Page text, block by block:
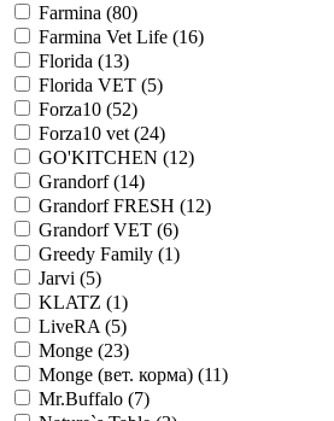
Farmina (80)
Farmina Vet Life (16)
Florida (13)
Florida VET (5)
Forza10 (52)
Forza10 vet (24)
GO'KITCHEN (12)
Grandorf(14)
Grandorf FRESH (12)
Grandorf VET (6)
Greedy Family (1)
Jarvi (5)
KLATZ (1)
LiveRA (5)
Monge (23)
Monge (вет. корма) (11)
Mr.Buffalo (7)